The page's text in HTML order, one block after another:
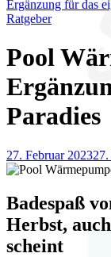
Ergänzung für das
Ratgeber
Pool
Paradies
27. Februar 2023
Badespaß
Herbst,
scheint